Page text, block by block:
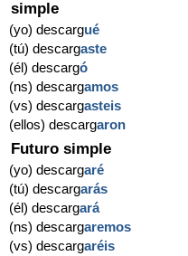
simple
(yo) descargué
(tú) descargaste
(él) descargó
(ns) descargamos
(vs) descargasteis
(ellos) descargaron
Futuro simple
(yo) descargaré
(tú) descargarás
(él) descargará
(ns) descargaremos
(vs) descargaréis